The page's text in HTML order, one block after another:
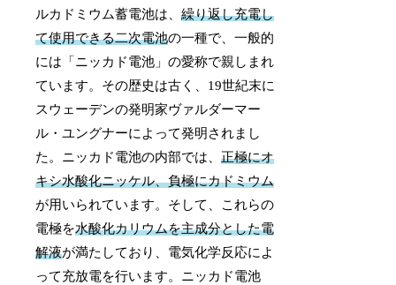
ルカドミウム蓄電池は、繰り返し充電し
て使用できる二次電池の一種で、一般的
には「ニッカド電池」の愛称で親しまれ
ています。その歴史は古く、19世紀末に
スウェーデンの発明家ヴァルダーマー
ル・ユングナーによって発明されまし
た。ニッカド電池の内部では、正極にオ
キシ水酸化ニッケル、負極にカドミウム
が用いられています。そして、これらの
電極を水酸化カリウムを主成分とした電
解液が満たしており、電気化学反応によ
って充放電を行います。ニッカド電池